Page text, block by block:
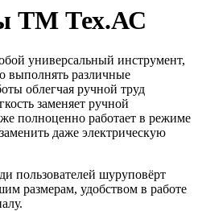
ТМ Тех.АС
универсальный инструмент,
выполнять различные
облегчая ручной труд
заменяет ручной
полноценно работает в режиме
даже электрическую
пользователей шуруповёрт
размерам, удобством в работе